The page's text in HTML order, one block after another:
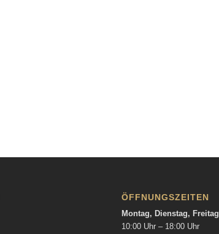
ÖFFNUNGSZEITEN
Montag, Dienstag, Freitag
10:00 Uhr – 18:00 Uhr